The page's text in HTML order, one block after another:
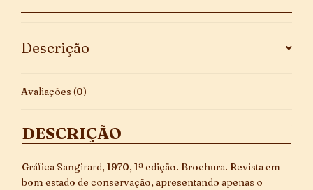
1970
Descrição
Avaliações (0)
DESCRIÇÃO
Gráfica Sangirard, 1970, 1ª edição. Brochura. Revista em
bom estado de conservação, apresentando apenas o